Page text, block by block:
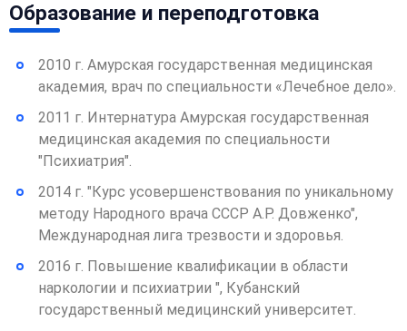
Образование и переподготовка
2010 г. Амурская государственная медицинская
академия, врач по специальности «Лечебное дело».
2011 г. Интернатура Амурская государственная
медицинская академия по специальности
"Психиатрия".
2014 г. "Курс усовершенствования по уникальному
методу Народного врача СССР А.Р. Довженко",
Международная лига трезвости и здоровья.
2016 г. Повышение квалификации в области
наркологии и психиатрии ", Кубанский
государственный медицинский университет.